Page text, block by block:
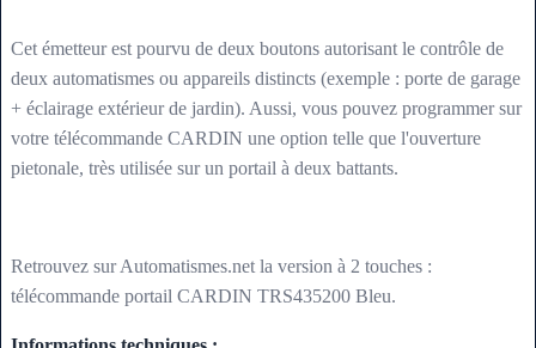
Cet émetteur est pourvu de deux boutons autorisant le contrôle de
deux automatismes ou appareils distincts (exemple : porte de garage
+ éclairage extérieur de jardin). Aussi, vous pouvez programmer sur
votre télécommande CARDIN une option telle que l'ouverture
pietonale, très utilisée sur un portail à deux battants.
Retrouvez sur Automatismes.net la version à 2 touches :
télécommande portail CARDIN TRS435200 Bleu.